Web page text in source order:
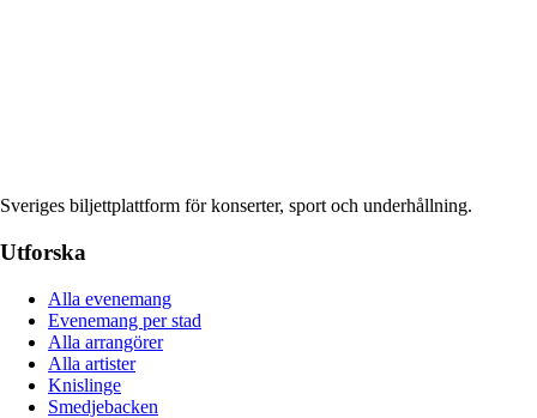
Sveriges biljettplattform för konserter, sport och underhållning.
Utforska
Alla evenemang
Evenemang per stad
Alla arrangörer
Alla artister
Knislinge
Smedjebacken